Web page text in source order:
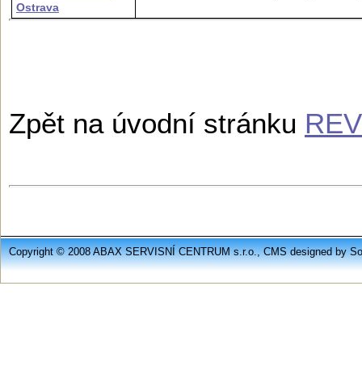
Ostrava
Zpět na úvodní stránku
Copyright © 2008 ABAX SERVISNÍ CENTRUM s.r.o., CMS designed by